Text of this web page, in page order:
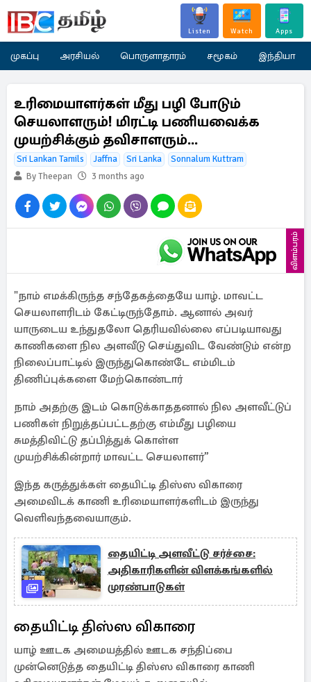
Listen Watch Apps
முகப்பு அரசியல் பொருளாதாரம் சமூகம் இந்தியா
உரிமையாளர்கள் மீது பழி போடும்
செயலாளரும்! மிரட்டி பணியவைக்க
முயற்சிக்கும் தவிசாளரும்...
Sri Lankan Tamils Jaffna Sri Lanka
Sonnalum Kuttram
By Theepan
3 months ago
விளம்பரம்
"நாம் எமக்கிருந்த சந்தேகத்தையே யாழ். மாவட்ட
செயலாளரிடம் கேட்டிருந்தோம். ஆனால் அவர்
யாருடைய உந்துதலோ தெரியவில்லை எப்படியாவது
காணிகளை நில அளவீடு செய்துவிட வேண்டும் என்ற
நிலைப்பாட்டில் இருந்துகொண்டே எம்மிடம்
திணிப்புக்களை மேற்கொண்டார்
நாம் அதற்கு இடம் கொடுக்காததனால் நில அளவீட்டுப்
பணிகள் நிறுத்தப்பட்டதற்கு எம்மீது பழியை
சுமத்திவிட்டு தப்பித்துக் கொள்ள
முயற்சிக்கின்றார் மாவட்ட செயலாளர்”
இந்த கருத்துக்கள் தையிட்டி திஸ்ஸ விகாரை
அமைவிடக் காணி உரிமையாளர்களிடம் இருந்து
வெளிவந்தவையாகும்.
தையிட்டி அளவீட்டு சர்ச்சை:
அதிகாரிகளின் விளக்கங்களில்
முரண்பாடுகள்
தையிட்டி திஸ்ஸ விகாரை
யாழ் ஊடக அமையத்தில் ஊடக சந்திப்பை
முன்னெடுத்த தையிட்டி திஸ்ஸ விகாரை காணி